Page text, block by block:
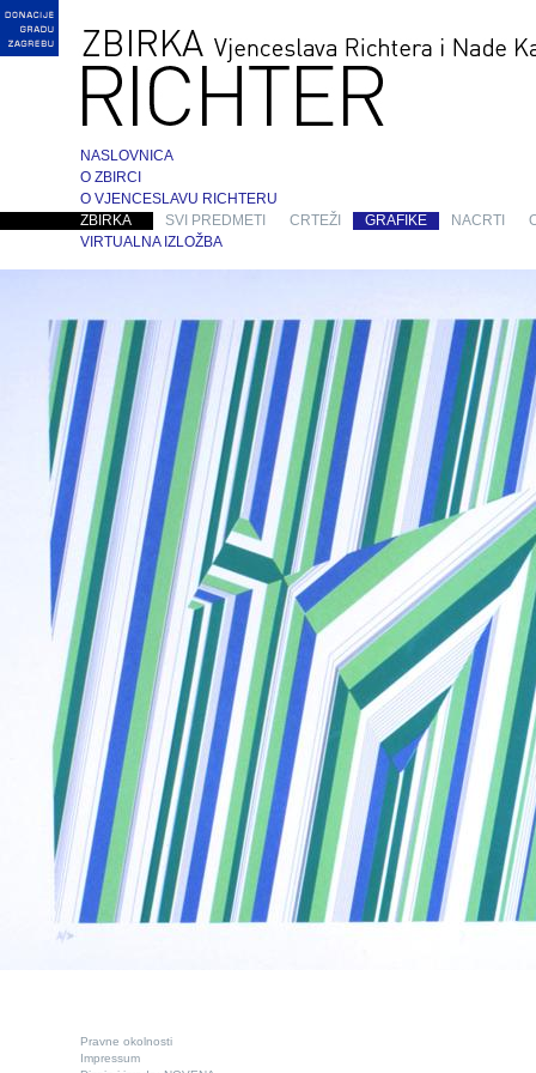
NASLOVNICA
O ZBIRCI
O VJENCESLAVU RICHTERU
ZBIRKA
SVI PREDMETI CRTEŽI GRAFIKE NACRTI
VIRTUALNA IZLOŽBA
Pravne okolnosti
Impressum